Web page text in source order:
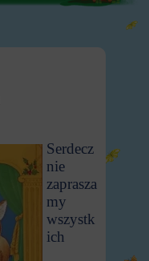
Serdecz
nie
zaprasza
my
wszystk
ich